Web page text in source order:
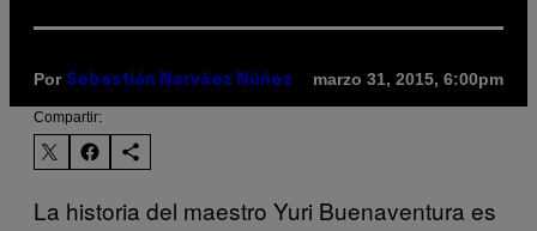
Por Sebastián Narváez Núñez marzo 31, 2015, 6:00pm
Compartir:
La historia del maestro Yuri Buenaventura es